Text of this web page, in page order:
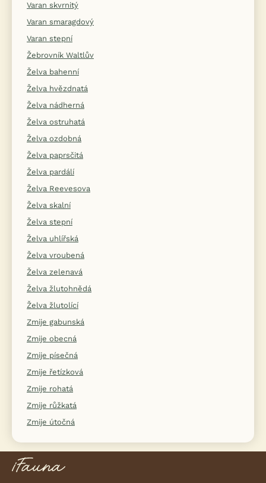
Varan skvrnitý
Varan smaragdový
Varan stepní
Žebrovník Waltlův
Želva bahenní
Želva hvězdnatá
Želva nádherná
Želva ostruhatá
Želva ozdobná
Želva paprsčitá
Želva pardálí
Želva Reevesova
Želva skalní
Želva stepní
Želva uhlířská
Želva vroubená
Želva zelenavá
Želva žlutohnědá
Želva žlutolící
Zmije gabunská
Zmije obecná
Zmije písečná
Zmije řetízková
Zmije rohatá
Zmije růžkatá
Zmije útočná